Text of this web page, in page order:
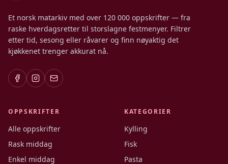
Et norsk matarkiv med over 120 000 oppskrifter — fra
raske hverdagsretter til storslagne festmenyer. Filtrer
etter tid, sesong eller råvarer og finn nøyaktig det
kjøkkenet trenger akkurat nå.
OPPSKRIFTER
Alle oppskrifter
Rask middag
Enkel middag
KATEGORIER
Kylling
Fisk
Pasta